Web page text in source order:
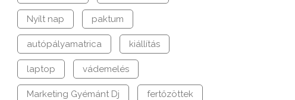
Nyílt nap paktum
autópályamatrica kiállítás
laptop vádemelés
Marketing Gyémánt Dj fertőzöttek